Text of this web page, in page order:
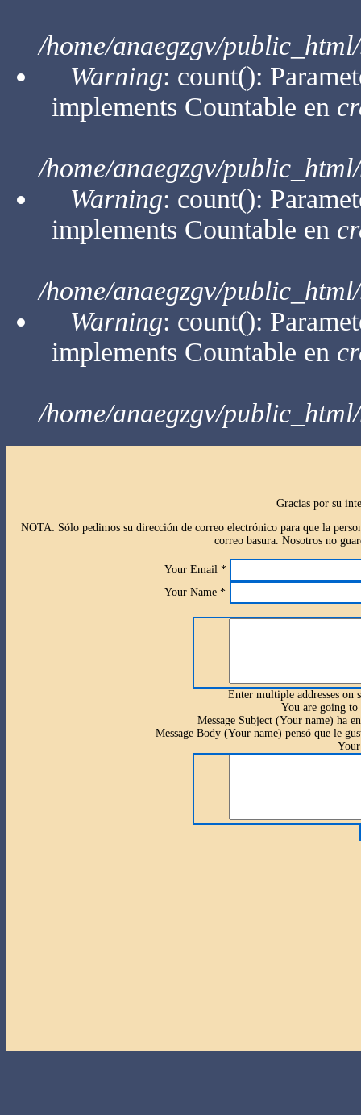
/home/anaegzgv/
Warning: count():
implements Countable en
/home/anaegzgv/
Warning: count():
implements Countable en
/home/anaegzgv/
Warning: count():
implements Countable en
/home/anaegzgv/
Gracias por su
NOTA: Sólo pedimos su dirección de correo electrónico para que la
correo basura. Nosotros no
Your Email *
Your Name*
Enter multiple addresses on
You are going
Message Subject (Your name) ha
Message Body(Your name) pensó que le